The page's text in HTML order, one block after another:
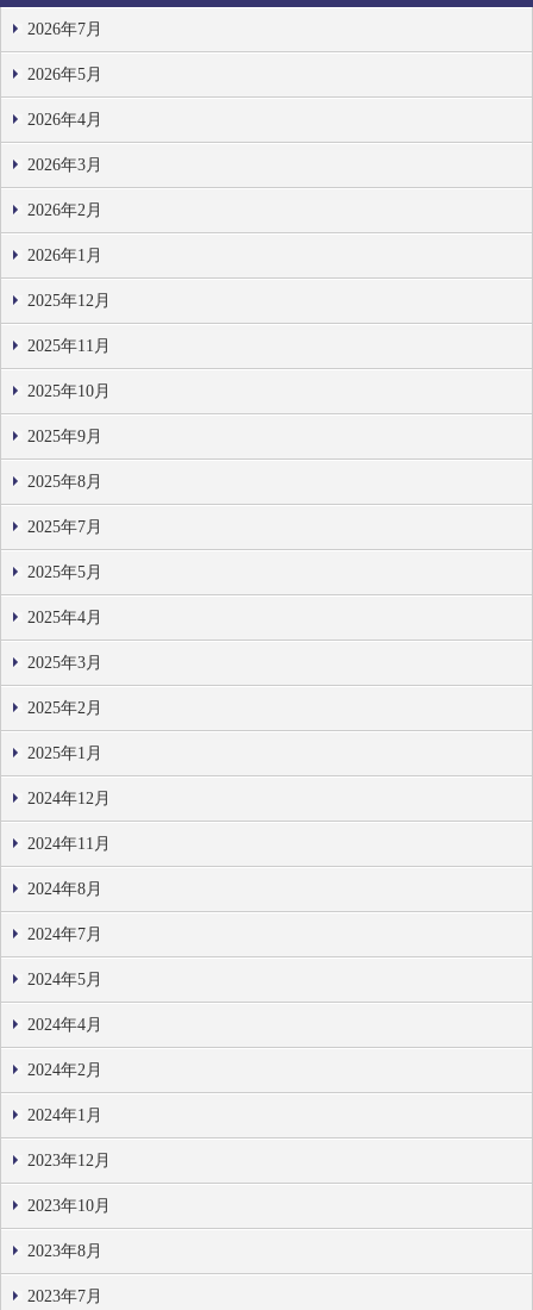
2026年7月
2026年5月
2026年4月
2026年3月
2026年2月
2026年1月
2025年12月
2025年11月
2025年10月
2025年9月
2025年8月
2025年7月
2025年5月
2025年4月
2025年3月
2025年2月
2025年1月
2024年12月
2024年11月
2024年8月
2024年7月
2024年5月
2024年4月
2024年2月
2024年1月
2023年12月
2023年10月
2023年8月
2023年7月